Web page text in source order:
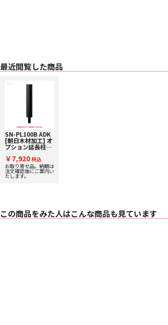
最近閲覧した商品
SN-PL100B ADK
[朝日木材加工] オ
プション延長柱
Series】 ※ 延
長柱のみでのご使
用はできません。
￥7,920 税込
お取り寄せ品。納期は
注文確認後にご案内い
たします。
この商品をみた人はこんな商品も見ています